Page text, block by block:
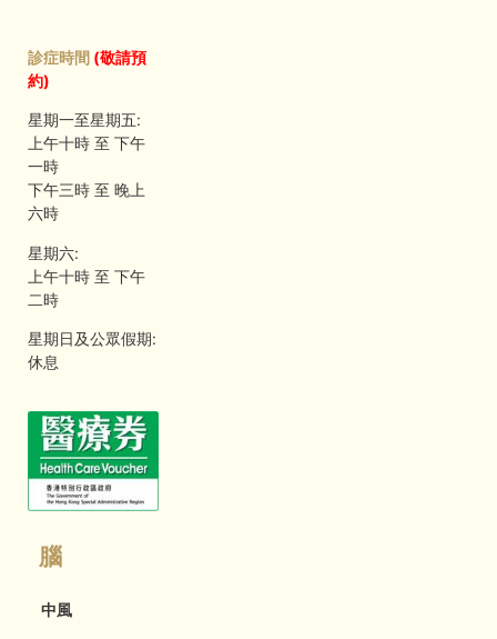
診症時間 (敬請預
約)
星期一至星期五:
上午十時 至 下午
一時
下午三時 至 晚上
六時
星期六:
上午十時 至 下午
二時
星期日及公眾假期:
休息
腦
中風